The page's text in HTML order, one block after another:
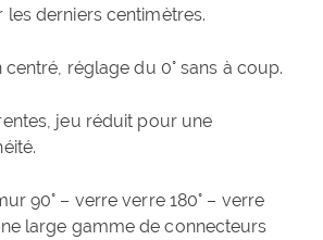
derniers centimètres.
réglage du 0° sans à coup.
jeu réduit pour une
90° – verre verre 180° – verre
large gamme de connecteurs